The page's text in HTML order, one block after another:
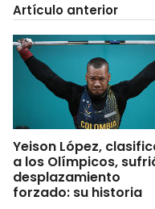
Artículo anterior
Yeison López,
a los Olímpicos,
desplazamiento
forzado: su historia